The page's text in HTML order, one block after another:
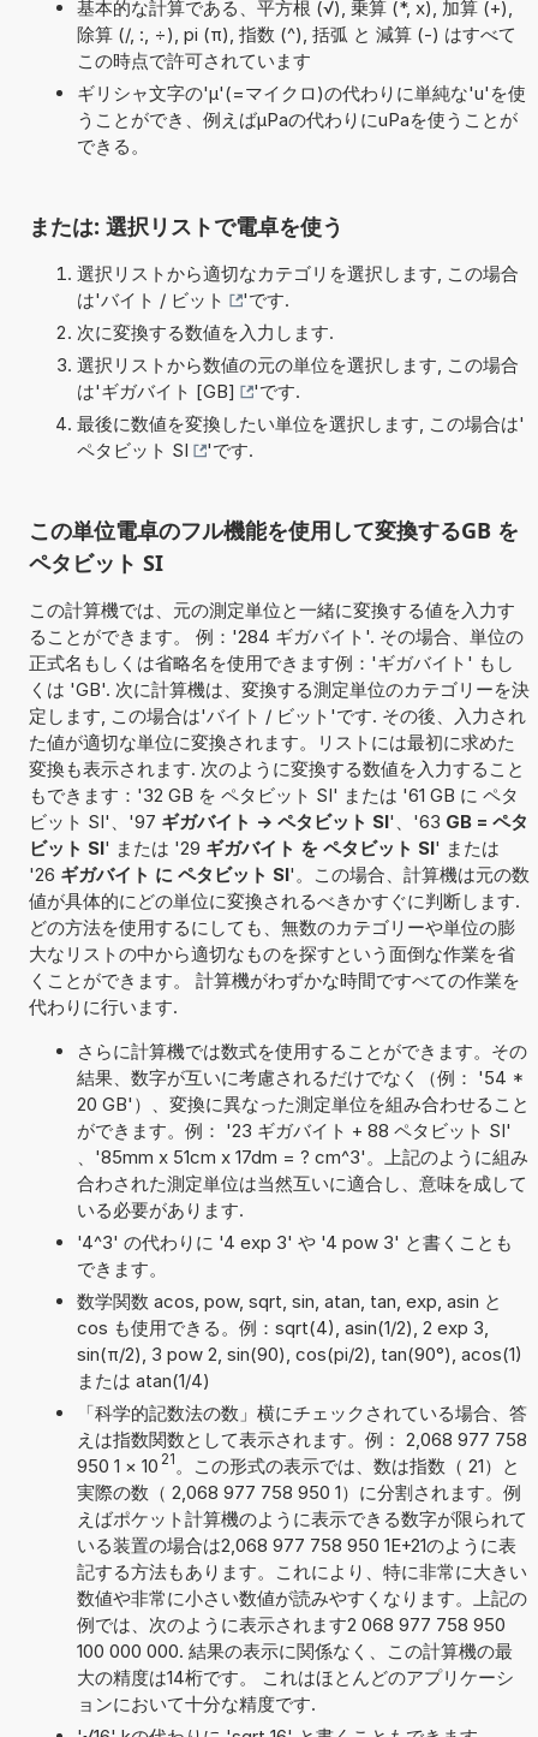
基本的な計算である、平方根 (√), 乗算 (*, x), 加算 (+),
除算 (/, :, ÷), pi (π), 指数 (^), 括弧 と 減算 (-) はすべて
この時点で許可されています
ギリシャ文字の'μ'(=マイクロ)の代わりに単純な'u'を使
うことができ、例えばµPaの代わりにuPaを使うことが
できる。
または: 選択リストで電卓を使う
選択リストから適切なカテゴリを選択します, この場合
は'バイト / ビット
'です.
次に変換する数値を入力します.
選択リストから数値の元の単位を選択します, この場合
は'ギガバイト [GB]
'です.
最後に数値を変換したい単位を選択します, この場合は'
ペタビット SI
'です.
この単位電卓のフル機能を使用して変換するGB を
ペタビット SI
この計算機では、元の測定単位と一緒に変換する値を入力す
ることができます。 例：'284 ギガバイト'. その場合、単位の
正式名もしくは省略名を使用できます例：'ギガバイト' もし
くは 'GB'. 次に計算機は、変換する測定単位のカテゴリーを決
定します, この場合は'バイト / ビット'です. その後、入力され
た値が適切な単位に変換されます。リストには最初に求めた
変換も表示されます. 次のように変換する数値を入力すること
もできます：'32 GB を ペタビット SI' または '61 GB に ペタ
ビット SI'、'97 ギガバイト -> ペタビット SI'、'63 GB = ペタ
ビット SI' または '29 ギガバイト を ペタビット SI' または
'26 ギガバイト に ペタビット SI'。この場合、計算機は元の数
値が具体的にどの単位に変換されるべきかすぐに判断します.
どの方法を使用するにしても、無数のカテゴリーや単位の膨
大なリストの中から適切なものを探すという面倒な作業を省
くことができます。 計算機がわずかな時間ですべての作業を
代わりに行います.
さらに計算機では数式を使用することができます。その
結果、数字が互いに考慮されるだけでなく（例： '54 *
20 GB'）、変換に異なった測定単位を組み合わせること
ができます。例： '23 ギガバイト + 88 ペタビット SI'
、'85mm x 51cm x 17dm = ? cm^3'。上記のように組み
合わされた測定単位は当然互いに適合し、意味を成して
いる必要があります.
'4^3' の代わりに '4 exp 3' や '4 pow 3' と書くことも
できます。
数学関数 acos, pow, sqrt, sin, atan, tan, exp, asin と
cos も使用できる。例：sqrt(4), asin(1/2), 2 exp 3,
sin(π/2), 3 pow 2, sin(90), cos(pi/2), tan(90°), acos(1)
または atan(1/4)
「科学的記数法の数」横にチェックされている場合、答
えは指数関数として表示されます。例： 2,068 977 758
950 1 × 10 21 。この形式の表示では、数は指数（ 21）と
実際の数（ 2,068 977 758 950 1）に分割されます。例
えばポケット計算機のように表示できる数字が限られて
いる装置の場合は2,068 977 758 950 1E+21のように表
記する方法もあります。これにより、特に非常に大きい
数値や非常に小さい数値が読みやすくなります。上記の
例では、次のように表示されます2 068 977 758 950
100 000 000. 結果の表示に関係なく、この計算機の最
大の精度は14桁です。 これはほとんどのアプリケーシ
ョンにおいて十分な精度です.